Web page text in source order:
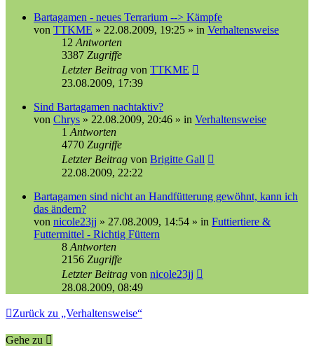
Bartagamen - neues Terrarium --> Kämpfe
von TTKME » 22.08.2009, 19:25 » in Verhaltensweise
12 Antworten
3387 Zugriffe
Letzter Beitrag von TTKME
23.08.2009, 17:39
Sind Bartagamen nachtaktiv?
von Chrys » 22.08.2009, 20:46 » in Verhaltensweise
1 Antworten
4770 Zugriffe
Letzter Beitrag von Brigitte Gall
22.08.2009, 22:22
Bartagamen sind nicht an Handfütterung gewöhnt, kann ich
das ändern?
von nicole23jj » 27.08.2009, 14:54 » in Futtiertiere &
Futtermittel - Richtig Füttern
8 Antworten
2156 Zugriffe
Letzter Beitrag von nicole23jj
28.08.2009, 08:49
Zurück zu „Verhaltensweise“
Gehe zu